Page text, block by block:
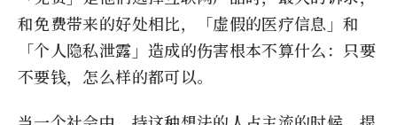
和免费带来的好处相比，「虚假的医疗信息」和
「个人隐私泄露」造成的伤害根本不算什么：只要
不要钱，怎么样的都可以。